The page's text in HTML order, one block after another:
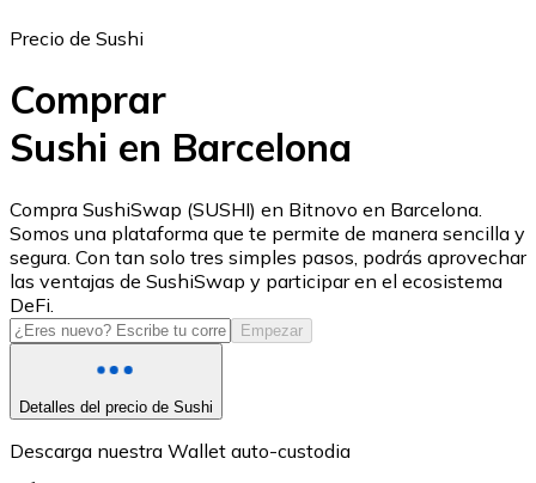
USD Coin
USDC
Precio de Sushi
Comprar
Sushi en Barcelona
Compra SushiSwap (SUSHI) en Bitnovo en Barcelona.
Somos una plataforma que te permite de manera sencilla y
segura. Con tan solo tres simples pasos, podrás aprovechar
las ventajas de SushiSwap y participar en el ecosistema
DeFi.
Empezar
Detalles del precio de Sushi
Descarga nuestra Wallet auto-custodia